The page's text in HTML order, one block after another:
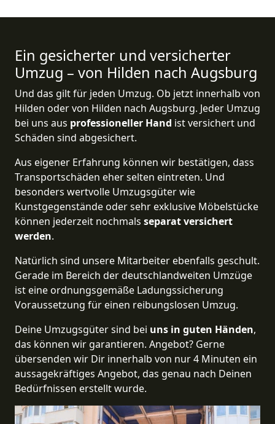
Ein gesicherter und versicherter
Umzug – von Hilden nach Augsburg
Und das gilt für jeden Umzug. Ob jetzt innerhalb von
Hilden oder von Hilden nach Augsburg. Jeder Umzug
bei uns aus professioneller Hand ist versichert und
Schäden sind abgesichert.
Aus eigener Erfahrung können wir bestätigen, dass
Transportschäden eher selten eintreten. Und
besonders wertvolle Umzugsgüter wie
Kunstgegenstände oder sehr exklusive Möbelstücke
können jederzeit nochmals separat versichert
werden.
Natürlich sind unsere Mitarbeiter ebenfalls geschult.
Gerade im Bereich der deutschlandweiten Umzüge
ist eine ordnungsgemäße Ladungssicherung
Voraussetzung für einen reibungslosen Umzug.
Deine Umzugsgüter sind bei uns in guten Händen,
das können wir garantieren. Angebot? Gerne
übersenden wir Dir innerhalb von nur 4 Minuten ein
aussagekräftiges Angebot, das genau nach Deinen
Bedürfnissen erstellt wurde.